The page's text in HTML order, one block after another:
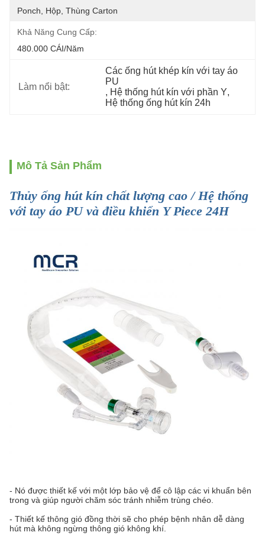
Ponch, Hộp, Thùng Carton
Khả Năng Cung Cấp:
480.000 CÁI/năm
Làm nổi bật:
Các ống hút khép kín với tay áo
PU
, Hệ thống hút kín với phần Y,
Hệ thống ống hút kín 24h
Mô Tả Sản Phẩm
Thủy ống hút kín chất lượng cao / Hệ thống
với tay áo PU và điều khiển Y Piece 24H
- Nó được thiết kế với một lớp bảo vệ để cô lập các vi khuẩn bên
trong và giúp người chăm sóc tránh nhiễm trùng chéo.
- Thiết kế thông gió đồng thời sẽ cho phép bệnh nhân dễ dàng
hút mà không ngừng thông gió không khí.